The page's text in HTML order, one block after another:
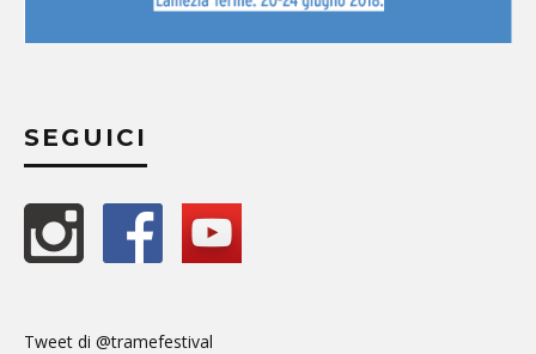
SEGUICI
Tweet di @tramefestival